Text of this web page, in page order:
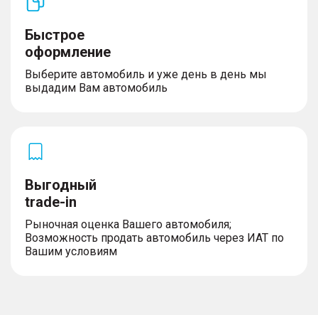
Быстрое
оформление
Выберите автомобиль и уже день в день мы
выдадим Вам автомобиль
Выгодный
trade-in
Рыночная оценка Вашего автомобиля;
Возможность продать автомобиль через ИАТ по
Вашим условиям